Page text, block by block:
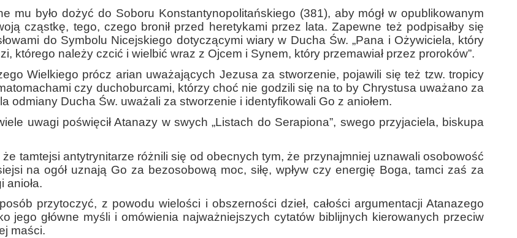
mu było dożyć do Soboru Konstantynopolitańskiego (381), aby mógł w opublikowanym
cząstkę, tego, czego bronił przed heretykami przez lata. Zapewne też podpisałby się
do Symbolu Nicejskiego dotyczącymi wiary w Ducha Św. „Pana i Ożywiciela, który
którego należy czcić i wielbić wraz z Ojcem i Synem, który przemawiał przez proroków”.
Wielkiego prócz arian uważających Jezusa za stworzenie, pojawili się też tzw. tropicy
czy duchoburcami, którzy choć nie godzili się na to by Chrystusa uważano za
odmiany Ducha Św. uważali za stworzenie i identyfikowali Go z aniołem.
uwagi poświęcił Atanazy w swych „Listach do Serapiona”, swego przyjaciela, biskupa
że tamtejsi antytrynitarze różnili się od obecnych tym, że przynajmniej uznawali osobowość
na ogół uznają Go za bezosobową moc, siłę, wpływ czy energię Boga, tamci zaś za
anioła.
przytoczyć, z powodu wielości i obszerności dzieł, całości argumentacji Atanazego
jego główne myśli i omówienia najważniejszych cytatów biblijnych kierowanych przeciw
maści.